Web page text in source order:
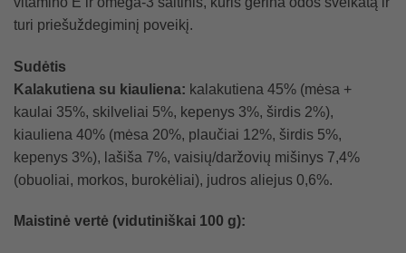
turi priešuždegiminį poveikį.
Sudėtis
Kalakutiena su kiauliena: kalakutiena 45% (mėsa +
kaulai 35%, skilveliai 5%, kepenys 3%, širdis 2%),
kiauliena 40% (mėsa 20%, plaučiai 12%, širdis 5%,
kepenys 3%), lašiša 7%, vaisių/daržovių mišinys 7,4%
(obuoliai, morkos, burokėliai), judros aliejus 0,6%.
Maistinė vertė (vidutiniškai 100 g):